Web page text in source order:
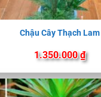
Chậu Cây Thạch Lam
1.350.000₫